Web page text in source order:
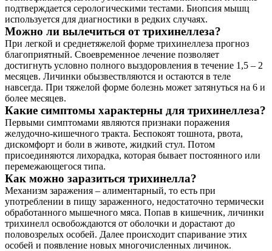
подтверждается серологическими тестами. Биопсия мышц
используется для диагностики в редких случаях.
Можно ли вылечиться от трихинеллеза?
При легкой и среднетяжелой форме трихинеллеза прогноз
благоприятный. Своевременное лечение позволяет
достигнуть условно полного выздоровления в течение 1,5 – 2
месяцев. Личинки обызвествляются и остаются в теле
навсегда. При тяжелой форме болезнь может затянуться на 6 и
более месяцев.
Какие симптомы характерны для трихинеллеза?
Первыми симптомами являются признаки поражения
желудочно-кишечного тракта. Беспокоят тошнота, рвота,
дискомфорт и боли в животе, жидкий стул. Потом
присоединяются лихорадка, которая бывает постоянного или
перемежающегося типа.
Как можно заразиться трихинелла?
Механизм заражения – алиментарный, то есть при
употреблении в пищу зараженного, недостаточно термически
обработанного мышечного мяса. Попав в кишечник, личинки
трихинелл освобождаются от оболочки и дорастают до
половозрелых особей. Далее происходит спаривание этих
особей и появление новых многочисленных личинок.